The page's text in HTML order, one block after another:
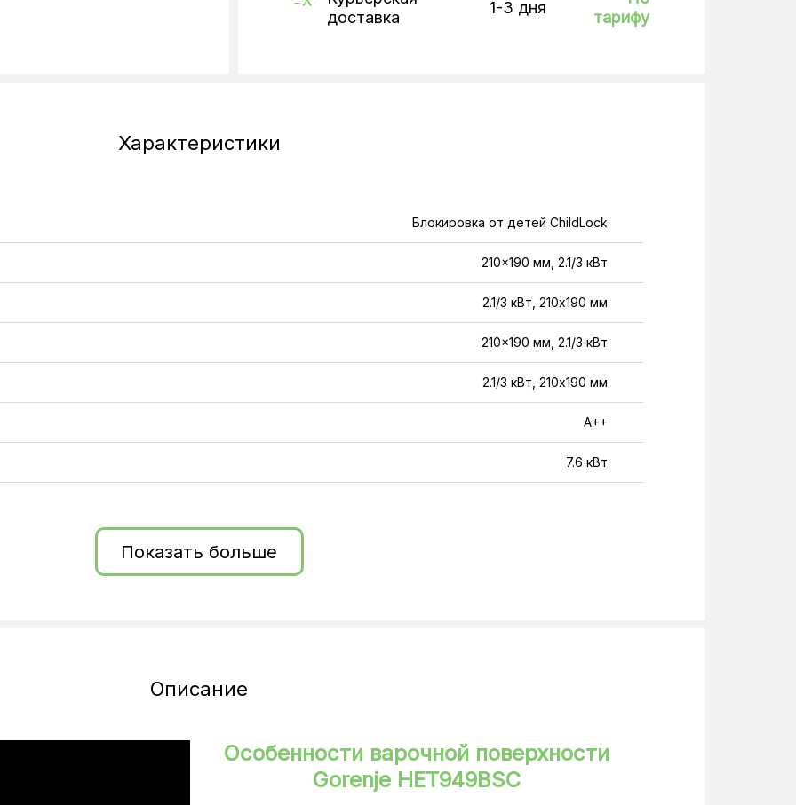
доставка
1-3 дня
тарифу
Характеристики
Блокировка от детей ChildLock
210×190 мм, 2.1/3 кВт
2.1/3 кВт, 210х190 мм
210×190 мм, 2.1/3 кВт
2.1/3 кВт, 210х190 мм
A++
7.6 кВт
77 × 24 × 49 см
Показать больше
Описание
Особенности варочной поверхности
Gorenje HET949BSC